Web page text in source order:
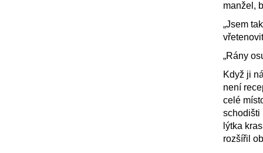
manžel,
„Jsem
„Rány
Když ji
není
celé
schodišti
lýtka
rozšířil